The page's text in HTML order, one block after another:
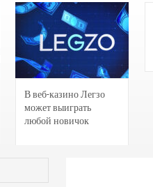
В веб-казино Легзо
может выиграть
любой новичок